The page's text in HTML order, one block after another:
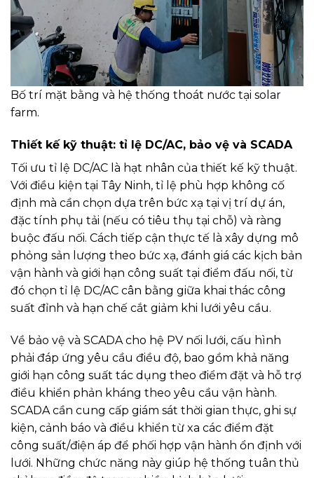
Bố trí mặt bằng và hệ thống thoát nước tại solar
farm.
Thiết kế kỹ thuật: tỉ lệ DC/AC, bảo vệ và SCADA
Tối ưu tỉ lệ DC/AC là hạt nhân của thiết kế kỹ thuật.
Với điều kiện tại Tây Ninh, tỉ lệ phù hợp không cố
định mà cần chọn dựa trên bức xạ tại vị trí dự án,
đặc tính phụ tải (nếu có tiêu thụ tại chỗ) và ràng
buộc đấu nối. Cách tiếp cận thực tế là xây dựng mô
phỏng sản lượng theo bức xạ, đánh giá các kịch bản
vận hành và giới hạn công suất tại điểm đấu nối, từ
đó chọn tỉ lệ DC/AC cân bằng giữa khai thác công
suất đỉnh và hạn chế cắt giảm khi lưới yêu cầu.
Về bảo vệ và SCADA cho hệ PV nối lưới, cấu hình
phải đáp ứng yêu cầu điều độ, bao gồm khả năng
giới hạn công suất tác dụng theo điểm đặt và hỗ trợ
điều khiển phản kháng theo yêu cầu vận hành.
SCADA cần cung cấp giám sát thời gian thực, ghi sự
kiện, cảnh báo và điều khiển từ xa các điểm đặt
công suất/điện áp để phối hợp vận hành ổn định với
lưới. Những chức năng này giúp hệ thống tuân thủ